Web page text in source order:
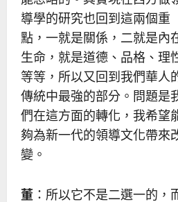
導學的研究也回到這兩個重
點，一就是關係，二就是內
生命，就是道德、品格、理
等等，所以又回到我們華人
傳統中最強的部分。問題是
們在這方面的轉化，我希望
夠為新一代的領導文化帶來
變。
董 ：所以它不是二選一的，